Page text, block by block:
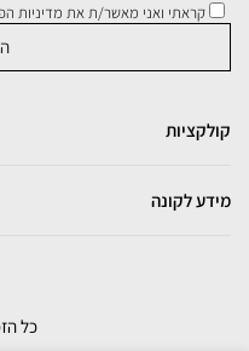
קראתי ואני מאשר/ת את מדיניות
קולקציות
מידע לקונה
כל